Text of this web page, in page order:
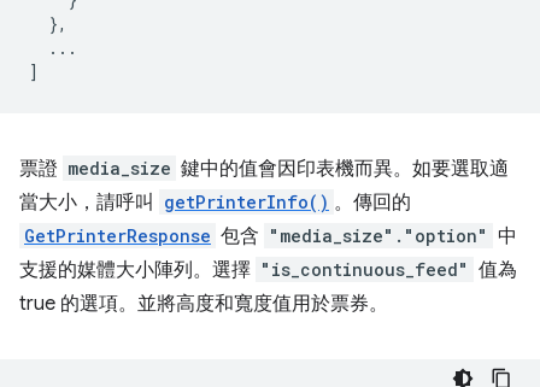
},
...
]
票證 media_size 鍵中的值會因印表機而異。如要選取適
當大小，請呼叫
getPrinterInfo() 。傳回的
GetPrinterResponse 包含 "media_size"."option" 中
支援的媒體大小陣列。選擇 "is_continuous_feed" 值為
true 的選項。並將高度和寬度值用於票券。